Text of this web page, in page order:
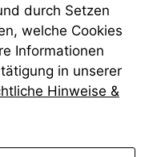
durch Setzen
welche Cookies
Informationen
in unserer
Hinweise &